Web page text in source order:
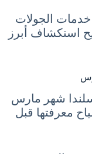
خدمات الجولات
استكشاف أبرز
شهر مارس
معرفتها قبل